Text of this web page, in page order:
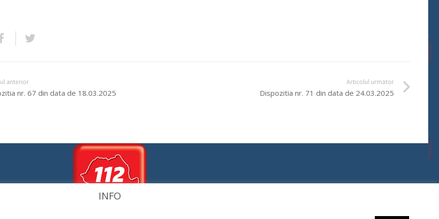
anterior
nr. 67 din data de 18.03.2025
Articolul următor
Dispozitia nr. 71 din data de 24.03.2025
INFO